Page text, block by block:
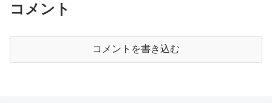
コメント
コメントを書き込む